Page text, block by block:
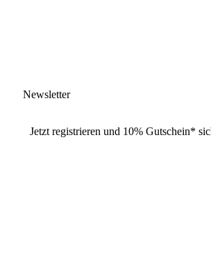
Newsletter
Jetzt registrieren und 10% Gutschein*